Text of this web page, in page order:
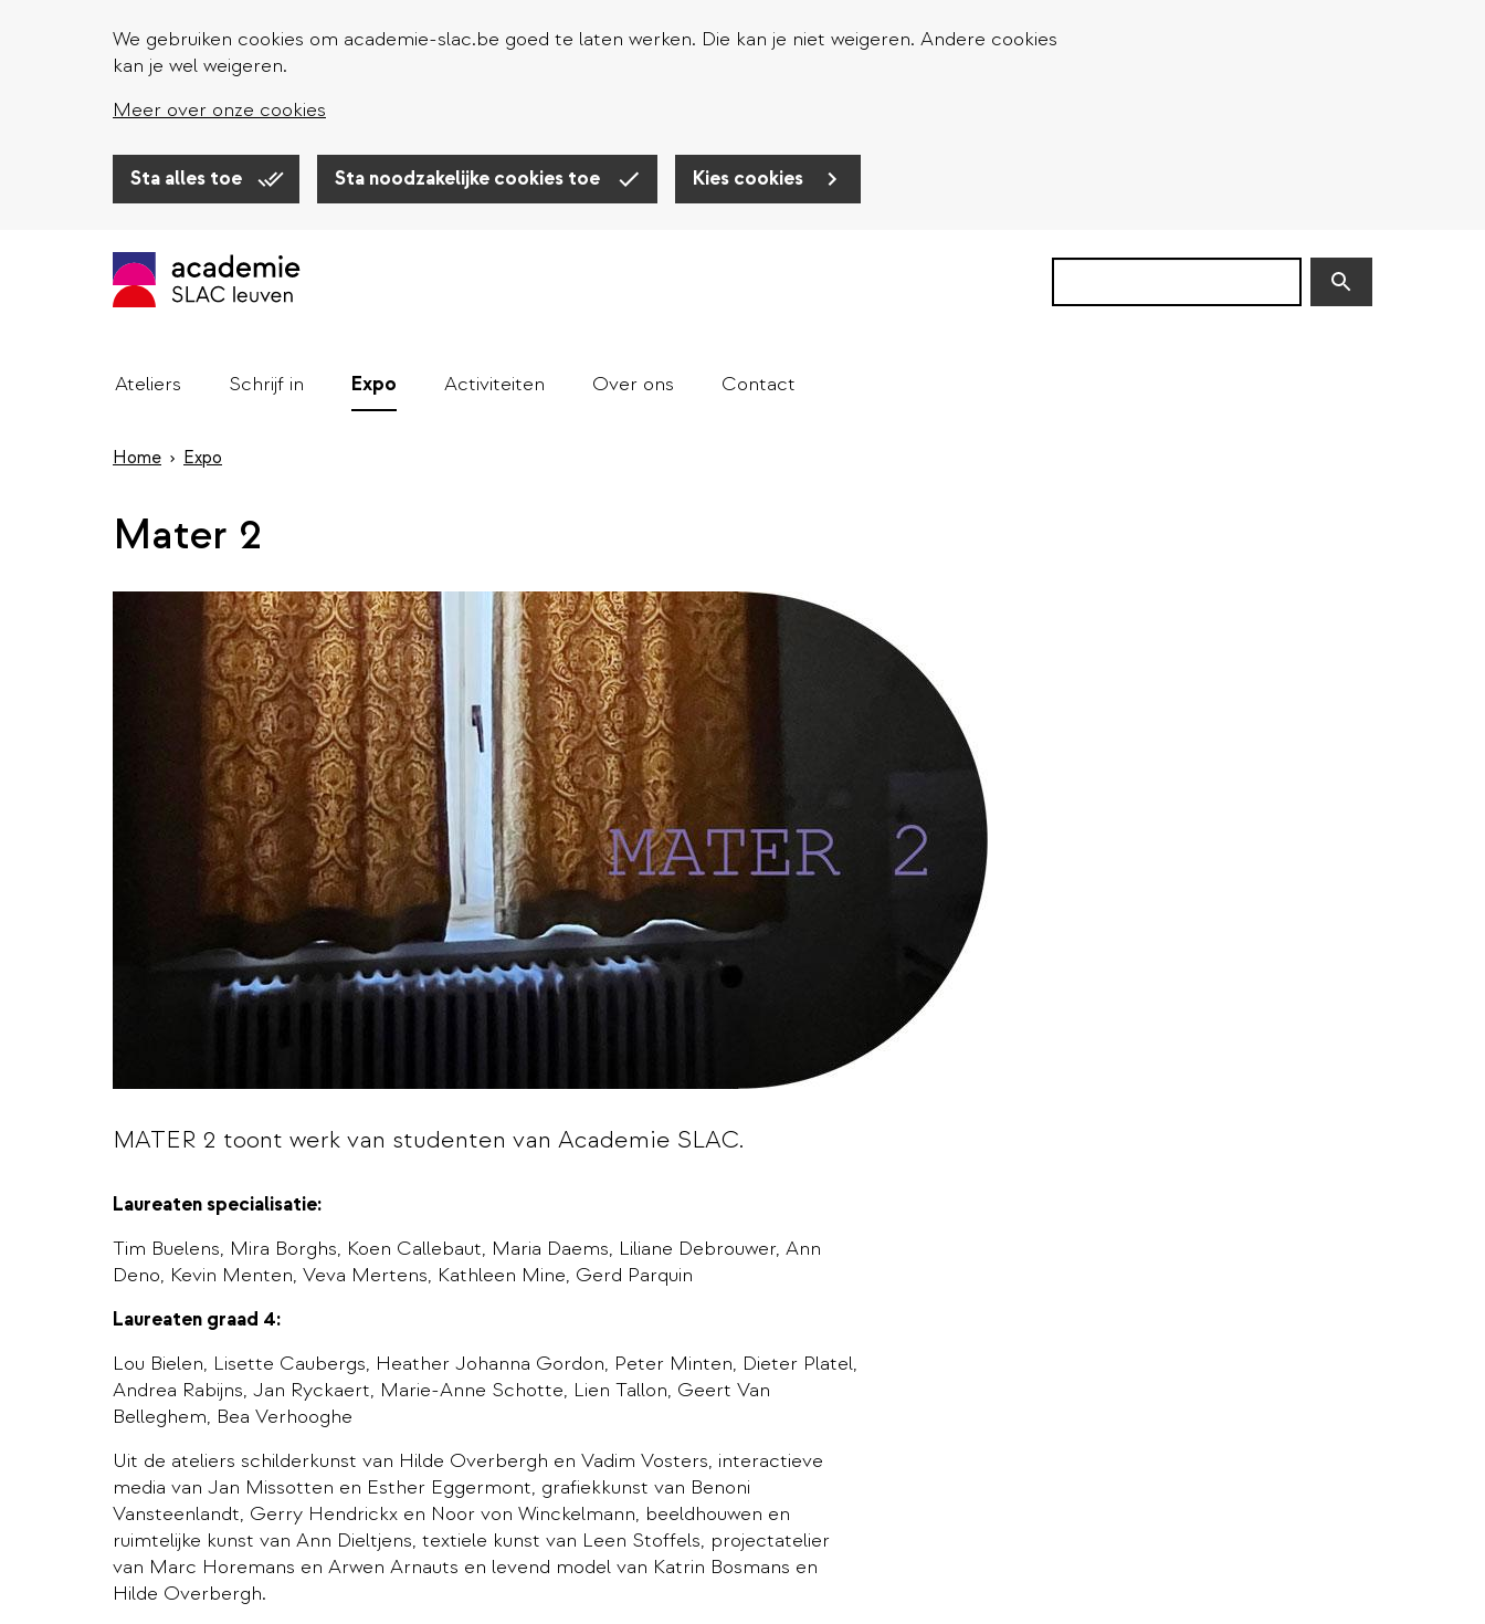
We gebruiken cookies om academie-slac.be goed te laten werken. Die kan je niet weigeren. Andere cookies
kan je wel weigeren.
Meer over onze cookies
Sta alles toe Sta noodzakelijke cookies toe Kies cookies
Ateliers Schrijf in Expo Activiteiten Over ons Contact
Home Expo
Mater 2
MATER 2 toont werk van studenten van Academie SLAC.
Laureaten specialisatie:
Tim Buelens, Mira Borghs, Koen Callebaut, Maria Daems, Liliane Debrouwer, Ann
Deno, Kevin Menten, Veva Mertens, Kathleen Mine, Gerd Parquin
Laureaten graad 4:
Lou Bielen, Lisette Caubergs, Heather Johanna Gordon, Peter Minten, Dieter Platel,
Andrea Rabijns, Jan Ryckaert, Marie-Anne Schotte, Lien Tallon, Geert Van
Belleghem, Bea Verhooghe
Uit de ateliers schilderkunst van Hilde Overbergh en Vadim Vosters, interactieve
media van Jan Missotten en Esther Eggermont, grafiekkunst van Benoni
Vansteenlandt, Gerry Hendrickx en Noor von Winckelmann, beeldhouwen en
ruimtelijke kunst van Ann Dieltjens, textiele kunst van Leen Stoffels, projectatelier
van Marc Horemans en Arwen Arnauts en levend model van Katrin Bosmans en
Hilde Overbergh.